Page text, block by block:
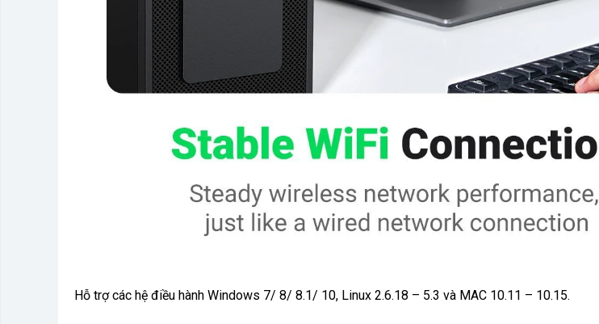
Hỗ trợ các hệ điều hành Windows 7/ 8/ 8.1/ 10, Linux 2.6.18 – 5.3 và MAC 10.11 – 10.15.